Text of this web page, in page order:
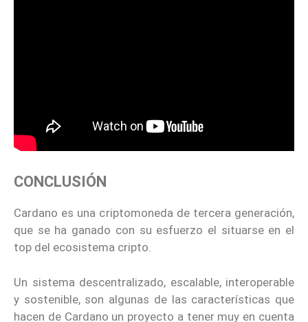
CONCLUSIÓN
Cardano es una criptomoneda de tercera generación,
que se ha ganado con su esfuerzo el situarse en el
top del ecosistema cripto.
Un sistema descentralizado, escalable, interoperable
y sostenible, son algunas de las características que
hacen de Cardano un proyecto a tener muy en cuenta